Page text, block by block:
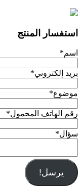
استفسار المنتج
اسم*
بريد إلكتروني*
موضوع*
رقم الهاتف المحمول*
سؤال*
يرسل!